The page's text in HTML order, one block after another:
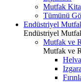
Mutfak
Tümünü
Endüstriyel
Endüstriyel
Mutfak ve
Mutfak ve